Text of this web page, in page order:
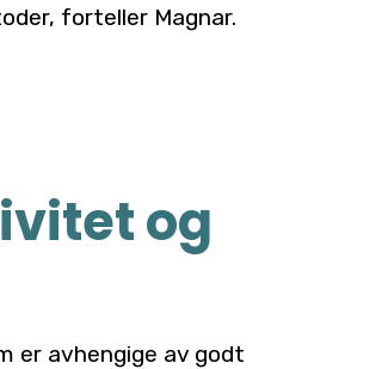
forteller Magnar.
og
er avhengige av godt